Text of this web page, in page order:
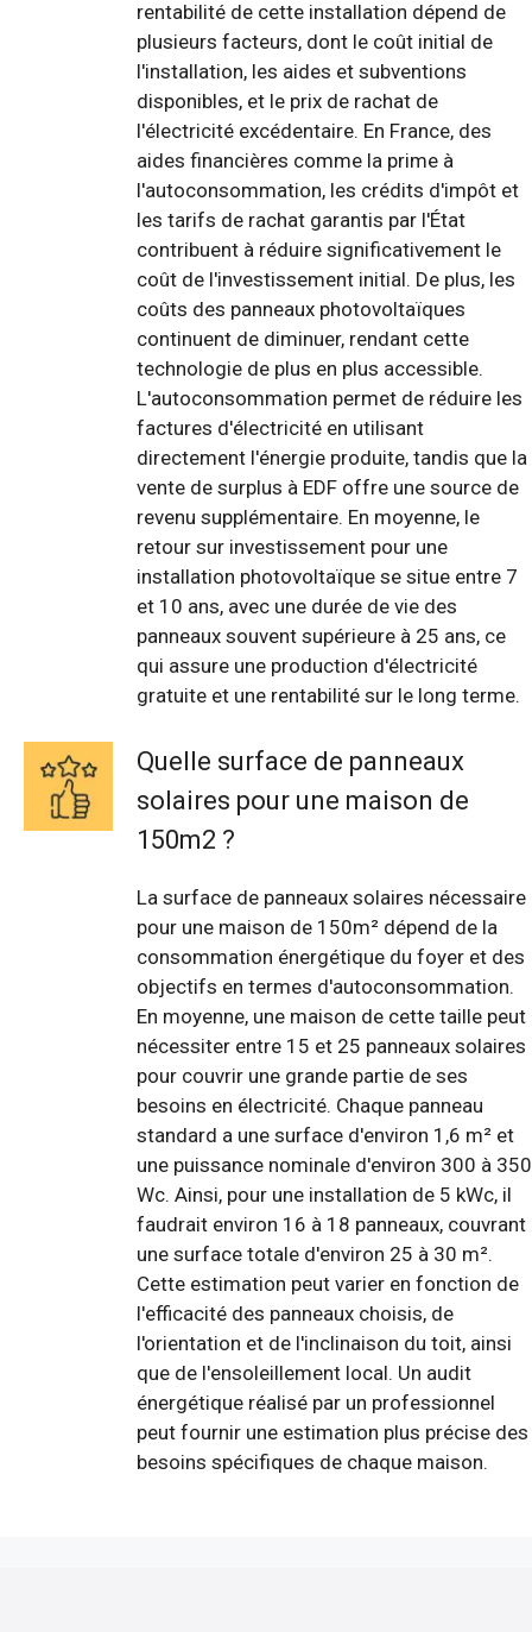
rentabilité de cette installation dépend de
plusieurs facteurs, dont le coût initial de
l'installation, les aides et subventions
disponibles, et le prix de rachat de
l'électricité excédentaire. En France, des
aides financières comme la prime à
l'autoconsommation, les crédits d'impôt et
les tarifs de rachat garantis par l'État
contribuent à réduire significativement le
coût de l'investissement initial. De plus, les
coûts des panneaux photovoltaïques
continuent de diminuer, rendant cette
technologie de plus en plus accessible.
L'autoconsommation permet de réduire les
factures d'électricité en utilisant
directement l'énergie produite, tandis que la
vente de surplus à EDF offre une source de
revenu supplémentaire. En moyenne, le
retour sur investissement pour une
installation photovoltaïque se situe entre 7
et 10 ans, avec une durée de vie des
panneaux souvent supérieure à 25 ans, ce
qui assure une production d'électricité
gratuite et une rentabilité sur le long terme.
Quelle surface de panneaux
solaires pour une maison de
150m2 ?
La surface de panneaux solaires nécessaire
pour une maison de 150m² dépend de la
consommation énergétique du foyer et des
objectifs en termes d'autoconsommation.
En moyenne, une maison de cette taille peut
nécessiter entre 15 et 25 panneaux solaires
pour couvrir une grande partie de ses
besoins en électricité. Chaque panneau
standard a une surface d'environ 1,6 m² et
une puissance nominale d'environ 300 à 350
Wc. Ainsi, pour une installation de 5 kWc, il
faudrait environ 16 à 18 panneaux, couvrant
une surface totale d'environ 25 à 30 m².
Cette estimation peut varier en fonction de
l'efficacité des panneaux choisis, de
l'orientation et de l'inclinaison du toit, ainsi
que de l'ensoleillement local. Un audit
énergétique réalisé par un professionnel
peut fournir une estimation plus précise des
besoins spécifiques de chaque maison.